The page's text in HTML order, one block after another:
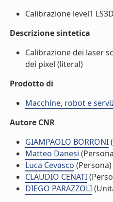
Calibrazione level1
Descrizione sintetica
Calibrazione dei laser
dei pixel (literal)
Prodotto di
Macchine, robot e
Autore CNR
GIAMPAOLO BORRONI
Matteo Danesi
Luca Cevasco (Persona)
CLAUDIO CENATI
DIEGO PARAZZOLI